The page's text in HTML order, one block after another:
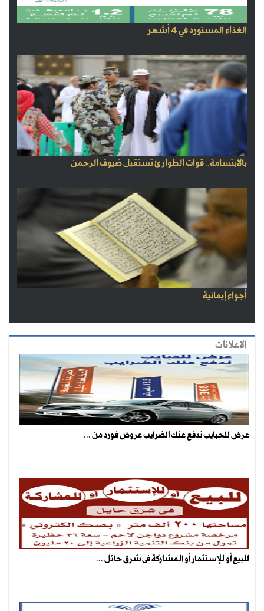
الغذاء المستورد في 4 أشهر
بالابتسامة.. قوات الطوارئ تستقبل ضيوف الرحمن
أجواء إيمانية
الاعلانات
عرض للحبايب ندفع عنك الضرايب عروض فورد من ...
للبيع أو للإستثمار أو المشاركة فى شرق حائل ...